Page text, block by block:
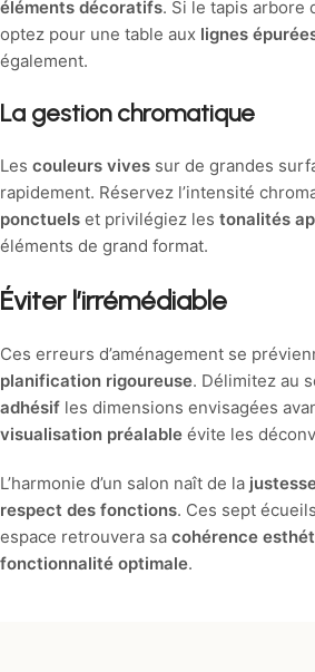
éléments décoratifs. Si le tapis arbore
optez pour une table aux lignes
également.
La gestion chromatique
Les couleurs vives sur de grandes
rapidement. Réservez l’intensité
ponctuels et privilégiez les tonalités
éléments de grand format.
Éviter l’irrémédiable
Ces erreurs d’aménagement se
planification rigoureuse. Délimitez au
adhésif les dimensions envisagées
visualisation préalable évite les
L’harmonie d’un salon naît de la
respect des fonctions. Ces sept
espace retrouvera sa cohérence
fonctionnalité optimale.